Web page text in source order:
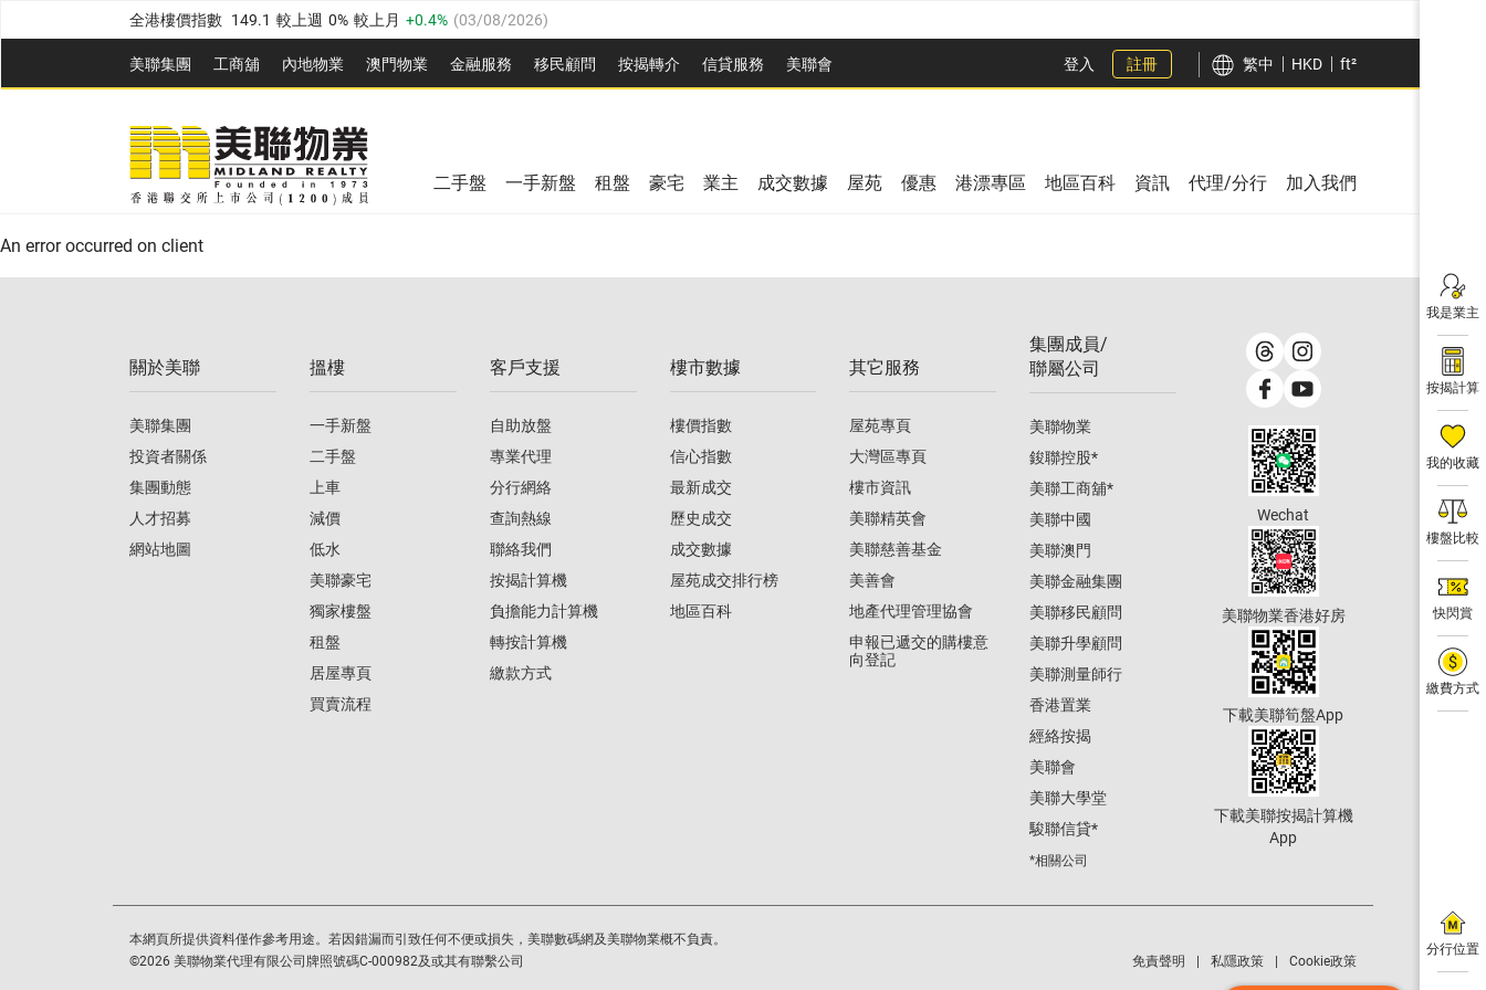
全港樓價指數 149.1 較上週 0% 較上月 0.4% (03/08/2026)
港島樓價指數 157.4 較上週 -0.3% 較上月 -0.8% (03/08/2026)
九龍樓價指數 156.4 較上週 -0.1% 較上月 0.3% (03/08/2026)
新界樓價指數 134.8 較上週 0.1%
美聯信心指數 77.1 較上週 0.7% 較上月 ( 03/08/2026
美聯集團 工商舖 內地物業 澳門物業 金融服務 移民顧問 按揭轉介 信貸服務 美聯會
全港樓價指數 149.1 較上週 0% 較上月
美聯信心指數 較上週 0.7% 03/08/2026)
登入 註冊 繁中 HKD ft²
我是業主
按揭計算
我的收藏
樓盤比較
快閃賞
繳費方式
分行位置
二手盤 一手新盤 租盤 豪宅 業主 成交數據 屋苑 優惠 港漂專區 地區百科 資訊 代理/分行 加入我們
An error occurred on client
關於美聯
美聯集團
投資者關係
集團動態
人才招募
網站地圖
搵樓
一手新盤
二手盤
上車
減價
低水
美聯豪宅
獨家樓盤
租盤
居屋專頁
買賣流程
客戶支援
自助放盤
專業代理
分行網絡
查詢熱線
聯絡我們
按揭計算機
負擔能力計算機
轉按計算機
繳款方式
樓市數據
樓價指數
信心指數
最新成交
歷史成交
成交數據
屋苑成交排行榜
地區百科
其它服務
屋苑專頁
大灣區專頁
樓市資訊
美聯精英會
美聯慈善基金
美善會
地產代理管理協會
申報已遞交的購樓意
向登記
集團成員/
聯屬公司
美聯物業
鋑聯控股*
美聯工商舖*
美聯中國
美聯澳門
美聯金融集團
美聯移民顧問
美聯升學顧問
美聯測量師行
香港置業
經絡按揭
美聯會
美聯大學堂
駿聯信貸*
*相關公司
Wechat
美聯物業香港好房
下載美聯筍盤App
下載美聯按揭計算機
App
本網頁所提供資料僅作參考用途。若因錯漏而引致任何不便或損失，美聯數碼網及美聯物業概不負責。
©2026 美聯物業代理有限公司牌照號碼C-000982及或其有聯繫公司 免責聲明 私隱政策 Cookie政策